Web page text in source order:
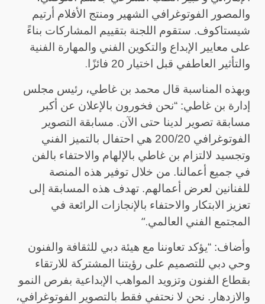
والمصور الفوتوغرافي الشهير ومنتج الأفلام أرتيم
شيستاكوف. ستقوم اللجنة بتقييم المشاركات بناءً
على معايير الإبداع والتكوين الفني والمهارة الفنية
والتأثير العاطفي قبل اختيار 20 فائزًا
.
وبهذه المناسبة قال محمد بن غاطي، رئيس مجلس
إدارة بن غاطي: “نحن فخورون بالإعلان عن أكبر
مسابقة تصوير لدينا حتى الآن. مسابقة التصوير
الفوتوغرافي 200/20 هي احتفال بالتميز الفني
وتجسيد لالتزام بن غاطي بالإلهام والاحتفاء بالفن
في جميع أعمالنا. من خلال توفير هذه المنصة
للفنانين لعرض أعمالهم. تهدف هذه المسابقة إلى
تعزيز الابتكار والاحتفاء بالإنجازات الرائعة في
المجتمع الفني العالمي“.
وأضاف: “يؤكد تعاوننا مع هيئة دبي للثقافة والفنون
وحي دبي للتصميم على رؤيتنا المشتركة للارتقاء
بقطاع الفنون وتزويد المواهب الإبداعية بفرص النمو
والازدهار. نحن لا نحتفي فقط بالتصوير الفوتوغرافي،